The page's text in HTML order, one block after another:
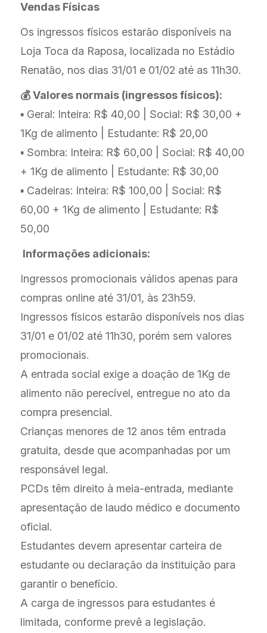
Vendas Físicas
Os ingressos físicos estarão disponíveis na
Loja Toca da Raposa, localizada no Estádio
Renatão, nos dias 31/01 e 01/02 até as 11h30.
💰 Valores normais (ingressos físicos):
▪️ Geral: Inteira: R$ 40,00 | Social: R$ 30,00 +
1Kg de alimento | Estudante: R$ 20,00
▪️ Sombra: Inteira: R$ 60,00 | Social: R$ 40,00
+ 1Kg de alimento | Estudante: R$ 30,00
▪️ Cadeiras: Inteira: R$ 100,00 | Social: R$
60,00 + 1Kg de alimento | Estudante: R$
50,00
Informações adicionais:
Ingressos promocionais válidos apenas para
compras online até 31/01, às 23h59.
Ingressos físicos estarão disponíveis nos dias
31/01 e 01/02 até 11h30, porém sem valores
promocionais.
A entrada social exige a doação de 1Kg de
alimento não perecível, entregue no ato da
compra presencial.
Crianças menores de 12 anos têm entrada
gratuita, desde que acompanhadas por um
responsável legal.
PCDs têm direito à meia-entrada, mediante
apresentação de laudo médico e documento
oficial.
Estudantes devem apresentar carteira de
estudante ou declaração da instituição para
garantir o benefício.
A carga de ingressos para estudantes é
limitada, conforme prevê a legislação.